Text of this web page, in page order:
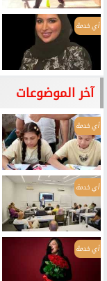
أي خدمة
آخر الموضوعات
أي خدمة
أي خدمة
أي خدمة